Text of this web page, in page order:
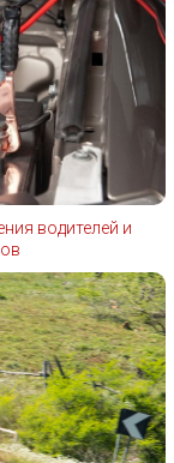
водителей и